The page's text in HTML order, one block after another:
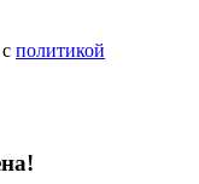
политикой